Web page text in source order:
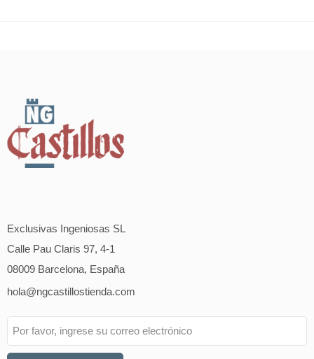
Exclusivas Ingeniosas SL
Calle Pau Claris 97, 4-1
08009 Barcelona, España
hola@ngcastillostienda.com